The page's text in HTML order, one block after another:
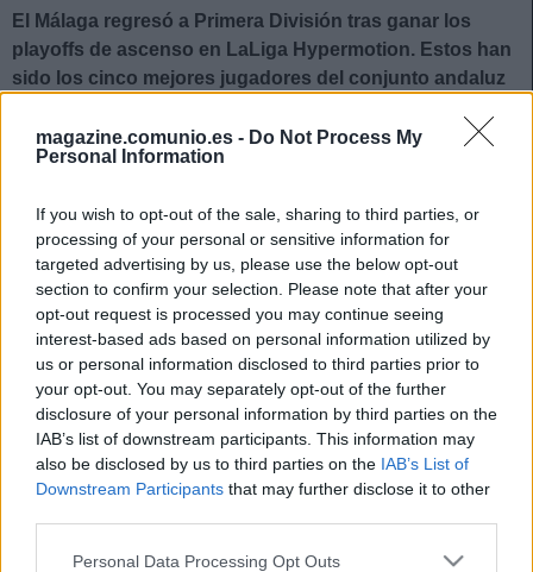
magazine.comunio.es - Do Not Process My
Personal Information
If you wish to opt-out of the sale, sharing to third parties, or
processing of your personal or sensitive information for
targeted advertising by us, please use the below opt-out
section to confirm your selection. Please note that after your
opt-out request is processed you may continue seeing
interest-based ads based on personal information utilized by
us or personal information disclosed to third parties prior to
your opt-out. You may separately opt-out of the further
disclosure of your personal information by third parties on the
IAB’s list of downstream participants. This information may
also be disclosed by us to third parties on the IAB’s List of
Downstream Participants that may further disclose it to other
Please note that this website/app uses one or more Google
Personal Data Processing Opt Outs
El Málaga regresó a Primera División tras ganar los
playoffs de ascenso en LaLiga Hypermotion. Estos han
sido los cinco mejores jugadores del conjunto andaluz
5. Joaquín Muñoz (Centrocampista, 204 puntos)
El polivalente centrocampista de 27 años ha sido muy
importante en el ascenso del equipo boquerón, con 42
partidos disputados, 6 goles, 7 asistencias y 204 puntos en
la fase regular de Comunio de Segunda. Normalmente ha
sido utilizado como extremo izquierdo.
4. Diego Murillo (Defensa, 214 puntos)
El central de 25 años ha sido el jefe de la defensa
malagueña, jugando 40 partidos en total entre liga y
playoffs, con 2 goles en su haber. Murillo ha destacado